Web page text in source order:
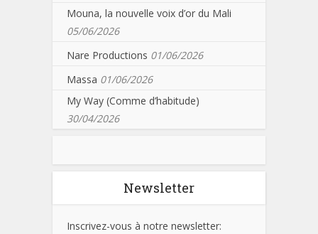
Mouna, la nouvelle voix d’or du Mali
05/06/2026
Nare Productions 01/06/2026
Massa 01/06/2026
My Way (Comme d’habitude)
30/04/2026
Newsletter
Inscrivez-vous à notre newsletter: